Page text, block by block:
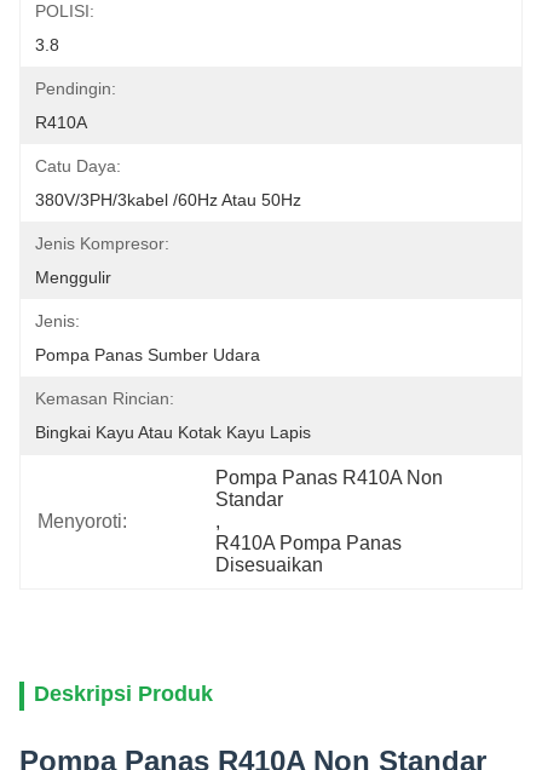
POLISI:
3.8
Pendingin:
R410A
Catu Daya:
380V/3PH/3kabel /60Hz Atau 50Hz
Jenis Kompresor:
Menggulir
Jenis:
Pompa Panas Sumber Udara
Kemasan Rincian:
Bingkai Kayu Atau Kotak Kayu Lapis
Menyoroti:
Pompa Panas R410A Non
Standar
,
R410A Pompa Panas
Disesuaikan
Deskripsi Produk
Pompa Panas R410A Non Standar